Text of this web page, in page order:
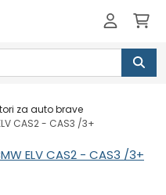
za auto brave
CAS2 - CAS3 /3+